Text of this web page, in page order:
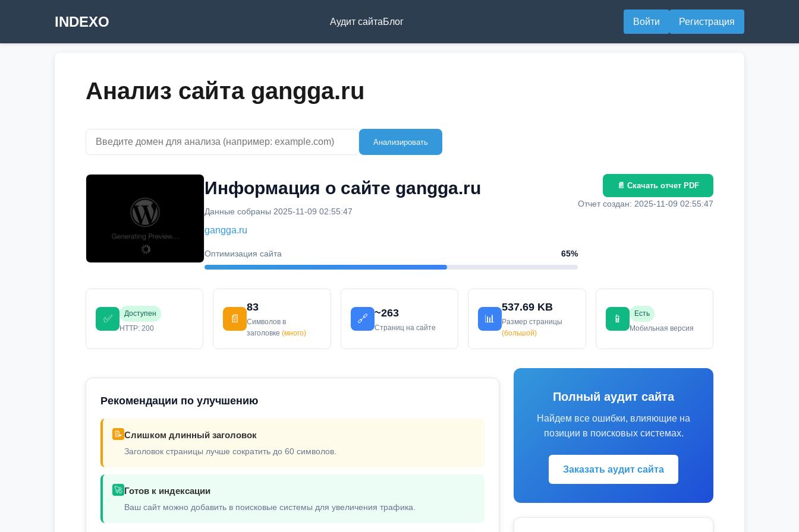
INDEXO Аудит сайтаБлог Войти Регистрация
Анализ сайта gangga.ru
Анализировать
Информация о сайте gangga.ru
Данные собраны 2025-11-09 02:55:47
gangga.ru
Оптимизация сайта 65%
📄 Скачать отчет PDF
Отчет создан: 2025-11-09 02:55:47
✅
Доступен
HTTP: 200
📄
83
Символов в
заголовке(много)
🔗
~263
Страниц на сайте
📊
537.69 KB
Размер страницы
(большой)
📱
Есть
Мобильная версия
Рекомендации по улучшению
📝 Слишком длинный заголовок
Заголовок страницы лучше сократить до 60 символов.
🚀 Готов к индексации
Ваш сайт можно добавить в поисковые системы для увеличения трафика.
Полный аудит сайта
Найдем все ошибки, влияющие на
позиции в поисковых системах.
Заказать аудит сайта